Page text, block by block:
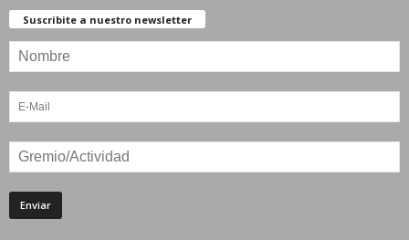
Suscribite a nuestro newsletter